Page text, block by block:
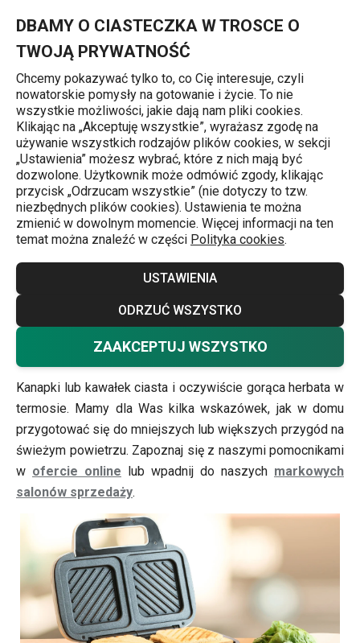
DBAMY O CIASTECZKA W TROSCE O
TWOJĄ PRYWATNOŚĆ
Chcemy pokazywać tylko to, co Cię interesuje, czyli
nowatorskie pomysły na gotowanie i życie. To nie
wszystkie możliwości, jakie dają nam pliki cookies.
Klikając na „Akceptuję wszystkie”, wyrażasz zgodę na
używanie wszystkich rodzajów plików cookies, w sekcji
„Ustawienia” możesz wybrać, które z nich mają być
dozwolone. Użytkownik może odmówić zgody, klikając
przycisk „Odrzucam wszystkie” (nie dotyczy to tzw.
niezbędnych plików cookies). Ustawienia te można
zmienić w dowolnym momencie. Więcej informacji na ten
temat można znaleźć w części Polityka cookies.
USTAWIENIA
ODRZUĆ WSZYSTKO
ZAAKCEPTUJ WSZYSTKO
Tygodnie tematyczne
Zima za oknem,
wyjdź na dwór i
ruszaj w drogę!
Tygodnie tematyczne
Nie siedź w domu zimą i wyjdź na zewnątrz, aby się
dobrze bawić. Wybierz się w góry, na wieś lub po prostu
na spacer po okolicy. Aby zapewnić sobie komfort
podróży, nie zapomnij zabrać ze sobą dobrej przekąski.
Kanapki lub kawałek ciasta i oczywiście gorąca herbata w
termosie. Mamy dla Was kilka wskazówek, jak w domu
przygotować się do mniejszych lub większych przygód na
świeżym powietrzu. Zapoznaj się z naszymi pomocnikami
w ofercie online lub wpadnij do naszych markowych
salonów sprzedaży.